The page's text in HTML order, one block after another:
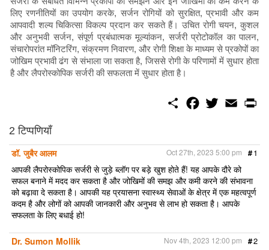
लिए रणनीतियों का उपयोग करके, सर्जन रोगियों को सुरक्षित, प्रभावी और कम
आपवादी शल्य चिकित्सा विकल्प प्रदान कर सकते हैं। उचित रोगी चयन, कुशल
और अनुभवी सर्जन, संपूर्ण प्रबंधात्मक मूल्यांकन, सर्जरी प्रोटोकॉल का पालन,
संचारोपरांत मॉनिटरिंग, संक्रमण निवारण, और रोगी शिक्षा के माध्यम से प्रकोपों का
जोखिम प्रभावी ढंग से संभाला जा सकता है, जिससे रोगी के परिणामों में सुधार होता
है और लैपरोस्कोपिक सर्जरी की सफलता में सुधार होता है।
S
o
o
k
w
e
r
E
m
2 टिप्पणियाँ
डॉ. जुबैर आलम
#1
Oct 27th, 2023 5:00 pm
आपकी लैपरोस्कोपिक सर्जरी से जुड़े ब्लॉग पर बड़े खुश होते हैं! यह आपके दौरे को
सफल बनाने में मदद कर सकता है और जोखिमों की समझ और कमी करने की संभावना
को बढ़ावा दे सकता है। आपकी यह प्रयासना स्वास्थ्य सेवाओं के क्षेत्र में एक महत्वपूर्ण
कदम है और लोगों को आपकी जानकारी और अनुभव से लाभ हो सकता है। आपके
सफलता के लिए बधाई हो!
Dr. Sumon Mollik #2
Nov 4th, 2023 12:00 pm